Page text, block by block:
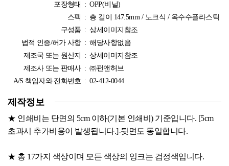
포장형태 : OPP(비닐)
스펙 : 총 길이 147.5mm / 노크식 / 옥수수플라스틱
구성품 : 상세이미지참조
법적 인증/허가 사항 : 해당사항없음
제조국 또는 원산지 : 상세이미지참조
제조사 또는 판매사 : ㈜펀앤허브
A/S 책임자와 전화번호 : 02-412-0044
제작정보
★ 인쇄비는 단면의 5cm 이하(기본 인쇄비) 기준입니다. [5cm
초과시 추가비용이 발생됩니다.]-뒷면도 동일합니다.
★ 총 17가지 색상이며 모든 색상의 잉크는 검정색입니다.